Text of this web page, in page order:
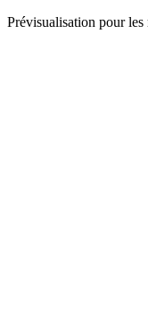
Prévisualisation pour